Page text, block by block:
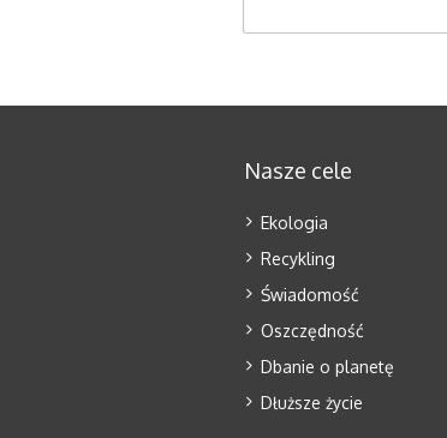
Nasze cele
Ekologia
Recykling
Świadomość
Oszczędność
Dbanie o planetę
Dłuższe życie